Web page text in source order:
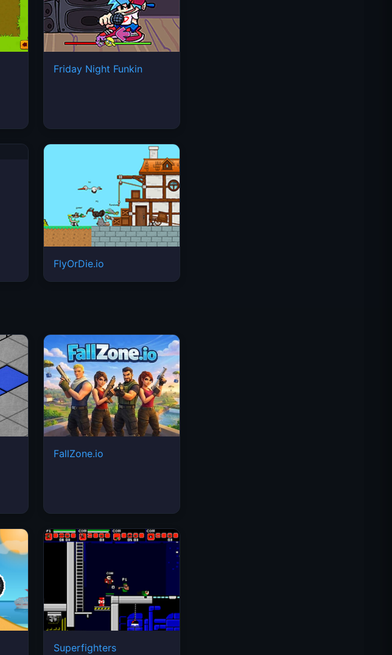
Friday Night Funkin
FlyOrDie.io
FallZone.io
Superfighters